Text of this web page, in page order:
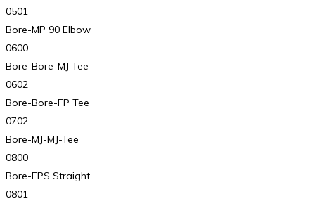
0501
Bore-MP 90 Elbow
0600
Bore-Bore-MJ Tee
0602
Bore-Bore-FP Tee
0702
Bore-MJ-MJ-Tee
0800
Bore-FPS Straight
0801